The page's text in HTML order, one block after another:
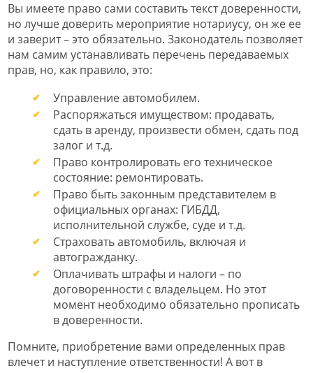
Вы имеете право сами составить текст доверенности,
но лучше доверить мероприятие нотариусу, он же ее
и заверит – это обязательно. Законодатель позволяет
нам самим устанавливать перечень передаваемых
прав, но, как правило, это:
Управление автомобилем.
Распоряжаться имуществом: продавать,
сдать в аренду, произвести обмен, сдать под
залог и т.д.
Право контролировать его техническое
состояние: ремонтировать.
Право быть законным представителем в
официальных органах: ГИБДД,
исполнительной службе, суде и т.д.
Страховать автомобиль, включая и
автогражданку.
Оплачивать штрафы и налоги – по
договоренности с владельцем. Но этот
момент необходимо обязательно прописать
в доверенности.
Помните, приобретение вами определенных прав
влечет и наступление ответственности! А вот в